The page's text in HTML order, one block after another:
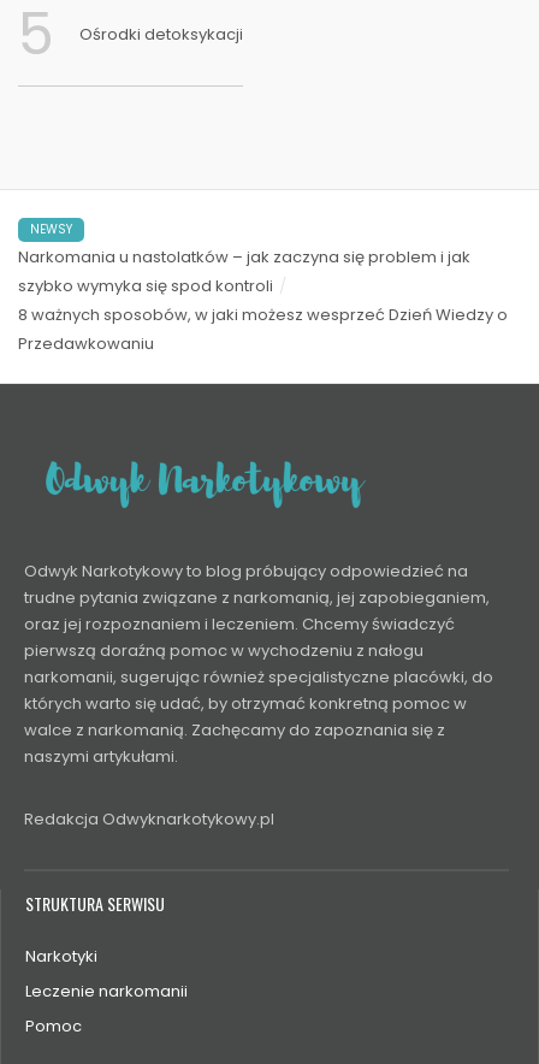
5 Ośrodki detoksykacji
NEWSY
Narkomania u nastolatków – jak zaczyna się problem i jak
szybko wymyka się spod kontroli
8 ważnych sposobów, w jaki możesz wesprzeć Dzień Wiedzy o
Przedawkowaniu
Odwyk Narkotykowy to blog próbujący odpowiedzieć na
trudne pytania związane z narkomanią, jej zapobieganiem,
oraz jej rozpoznaniem i leczeniem. Chcemy świadczyć
pierwszą doraźną pomoc w wychodzeniu z nałogu
narkomanii, sugerując również specjalistyczne placówki, do
których warto się udać, by otrzymać konkretną pomoc w
walce z narkomanią. Zachęcamy do zapoznania się z
naszymi artykułami.
Redakcja Odwyknarkotykowy.pl
STRUKTURA SERWISU
Narkotyki
Leczenie narkomanii
Pomoc